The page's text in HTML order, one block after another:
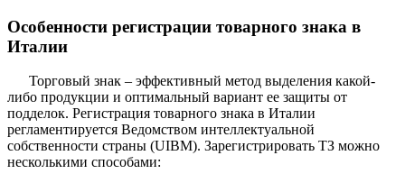
Особенности регистрации товарного знака в
Италии
Торговый знак – эффективный метод выделения какой-
либо продукции и оптимальный вариант ее защиты от
подделок. Регистрация товарного знака в Италии
регламентируется Ведомством интеллектуальной
собственности страны (UIBM). Зарегистрировать ТЗ можно
несколькими способами: